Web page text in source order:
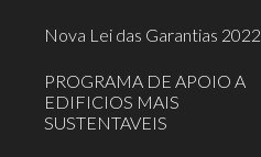
Nova Lei das Garantias 2022
PROGRAMA DE APOIO A
EDIFICIOS MAIS
SUSTENTAVEIS